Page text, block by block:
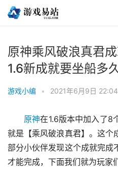
原神乘风破浪真君
1.6新成就要坐船多
游戏小编 • 2021年6月9日 22:04
原神在1.6版本中加入了8
就是【乘风破浪真君】。这个
部分小伙伴发现这个成就完成
才能完成，下面我们就为玩家